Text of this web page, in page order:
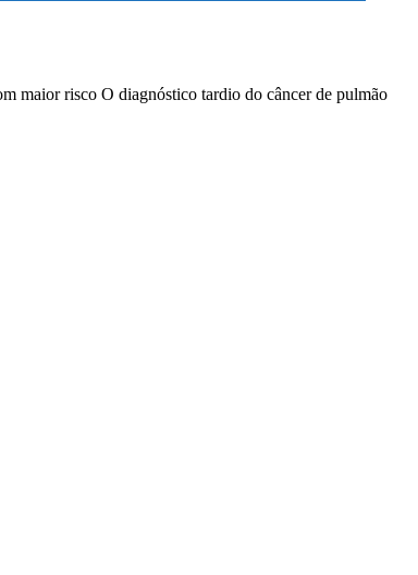
maior risco O diagnóstico tardio do câncer de pulmão